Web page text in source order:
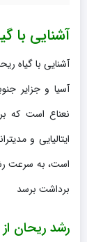
آشنایی با
آشنایی با گیاه
آسیا و جزایر
نعناع است که
ایتالیایی و
برداشت برسد
رشد ریحان